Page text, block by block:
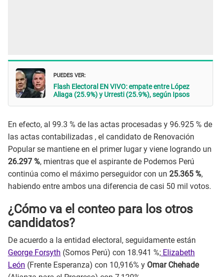
PUEDES VER:
Flash Electoral EN VIVO: empate entre López
Aliaga (25.9%) y Urresti (25.9%), según Ipsos
En efecto, al 99.3 % de las actas procesadas y 96.925 % de
las actas contabilizadas , el candidato de Renovación
Popular se mantiene en el primer lugar y viene logrando un
26.297 %, mientras que el aspirante de Podemos Perú
continúa como el máximo perseguidor con un 25.365 %,
habiendo entre ambos una diferencia de casi 50 mil votos.
¿Cómo va el conteo para los otros
candidatos?
De acuerdo a la entidad electoral, seguidamente están
George Forsyth (Somos Perú) con 18.941 %; Elizabeth
León (Frente Esperanza) con 10,916% y Omar Chehade